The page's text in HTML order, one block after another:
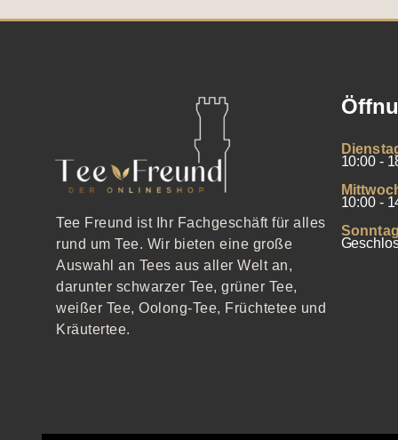
Tee Freund ist Ihr Fachgeschäft für alles
rund um Tee. Wir bieten eine große
Auswahl an Tees aus aller Welt an,
darunter schwarzer Tee, grüner Tee,
weißer Tee, Oolong-Tee, Früchtetee und
Kräutertee.
10:00 -
10:00 -